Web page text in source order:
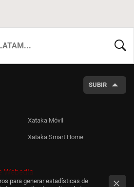
SUBIR
Xataka Móvil
Xataka Smart Home
Webedia
para generar estadísticas de